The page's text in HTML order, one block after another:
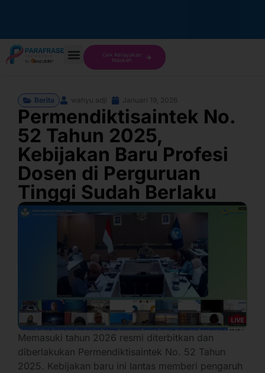
Cek Kelayakan
Naskah
Berita wahyu adji Januari 19, 2026
Permendiktisaintek No.
52 Tahun 2025,
Kebijakan Baru Profesi
Dosen di Perguruan
Tinggi Sudah Berlaku
Memasuki tahun 2026 resmi diterbitkan dan
diberlakukan Permendiktisaintek No. 52 Tahun
2025. Kebijakan baru ini lantas memberi pengaruh